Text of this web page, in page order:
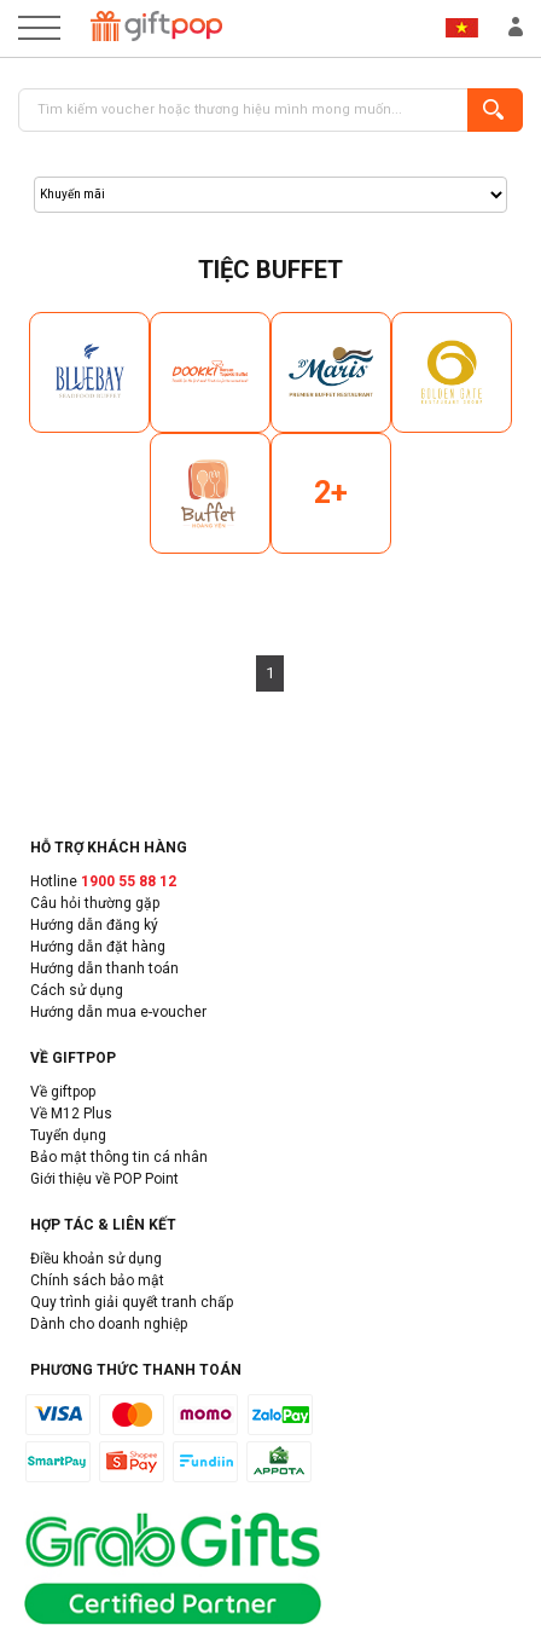
TIỆC BUFFET
2+
1
HỖ TRỢ KHÁCH HÀNG
Hotline 1900 55 88 12
Câu hỏi thường gặp
Hướng dẫn đăng ký
Hướng dẫn đặt hàng
Hướng dẫn thanh toán
Cách sử dụng
Hướng dẫn mua e-voucher
VỀ GIFTPOP
Về giftpop
Về M12 Plus
Tuyển dụng
Bảo mật thông tin cá nhân
Giới thiệu về POP Point
HỢP TÁC & LIÊN KẾT
Điều khoản sử dụng
Chính sách bảo mật
Quy trình giải quyết tranh chấp
Dành cho doanh nghiệp
PHƯƠNG THỨC THANH TOÁN